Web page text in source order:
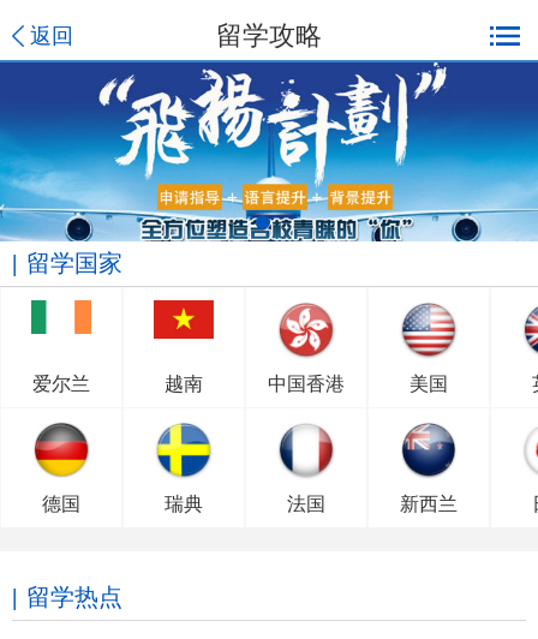
返回 留学攻略
留学国家
爱尔兰 越南 中国香港 美国
德国 瑞典 法国 新西兰
留学热点